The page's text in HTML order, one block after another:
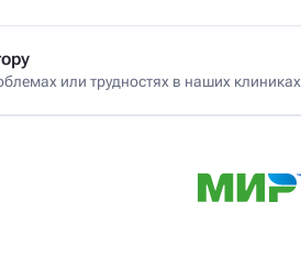
или трудностях в наших клиниках